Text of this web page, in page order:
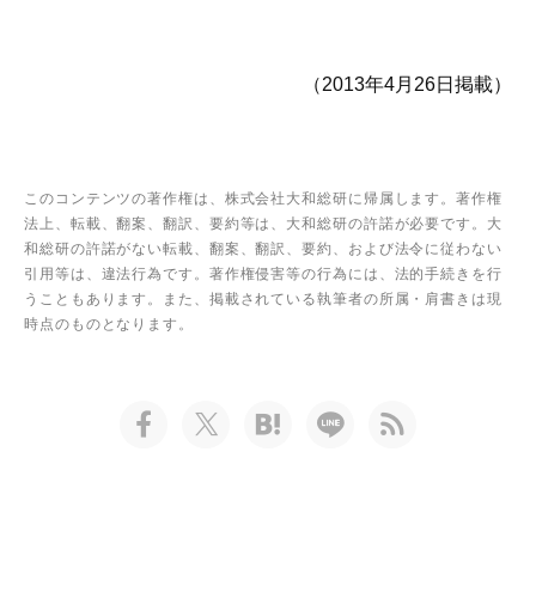
（2013年4月26日掲載）
このコンテンツの著作権は、株式会社大和総研に帰属します。著作権
法上、転載、翻案、翻訳、要約等は、大和総研の許諾が必要です。大
和総研の許諾がない転載、翻案、翻訳、要約、および法令に従わない
引用等は、違法行為です。著作権侵害等の行為には、法的手続きを行
うこともあります。また、掲載されている執筆者の所属・肩書きは現
時点のものとなります。